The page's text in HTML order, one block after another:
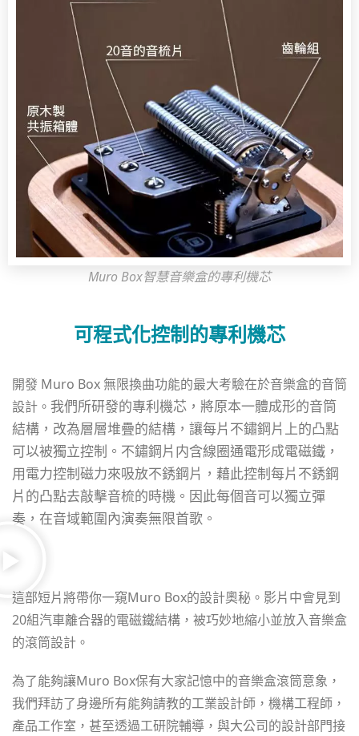
可程式化控制的專利機芯
開發 Muro Box 無限換曲功能的最大考驗在於音樂盒的音筒
設計。 我們所研發的專利機芯，將原本一體成形的音筒
結構，改為層層堆疊的結構，讓每片不鏽鋼片上的凸點
可以被獨立控制。不鏽鋼片内含線圈通電形成電磁鐵，
用電力控制磁力來吸放不銹鋼片，藉此控制每片不銹鋼
片的凸點去敲擊音梳的時機。因此每個音可以獨立彈
奏，在音域範圍內演奏無限首歌。
Muro Box智慧音樂盒的專利機芯
這部短片將帶你一窺Muro Box的設計奧秘。影片中會見到
20組汽車離合器的電磁鐵結構，被巧妙地縮小並放入音樂盒
的滾筒設計。
為了能夠讓Muro Box保有大家記憶中的音樂盒滾筒意象，
我們拜訪了身邊所有能夠請教的工業設計師，機構工程師，
產品工作室，甚至透過工研院輔導，與大公司的設計部門接